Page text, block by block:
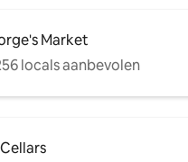
Market
locals aanbevolen